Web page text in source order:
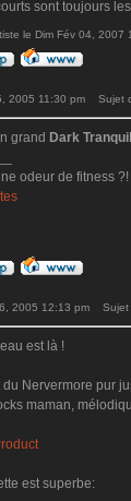
sont toujours
le Dim Fév 04, 2007
2005 11:30 pm Sujet
grand Dark
odeur de fitness ?!
2005 12:13 pm Sujet
est là !
du Nervermore pur
maman,
est superbe: